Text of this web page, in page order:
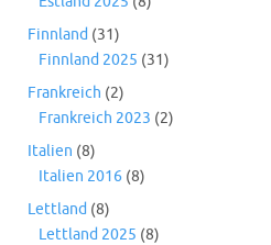
Finnland (31)
Finnland 2025 (31)
Frankreich (2)
Frankreich 2023 (2)
Italien (8)
Italien 2016 (8)
Lettland (8)
Lettland 2025 (8)